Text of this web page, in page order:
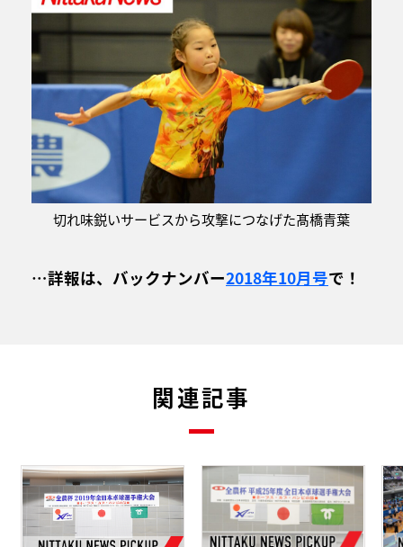
切れ味鋭いサービスから攻撃につなげた髙橋青葉
…詳報は、バックナンバー2018年10月号で！
関連記事